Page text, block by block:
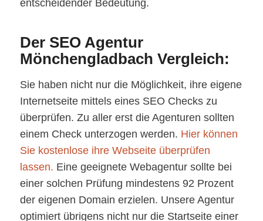
entscheidender Bedeutung.
Der SEO Agentur
Mönchengladbach Vergleich:
Sie haben nicht nur die Möglichkeit, ihre eigene
Internetseite mittels eines SEO Checks zu
überprüfen. Zu aller erst die Agenturen sollten
einem Check unterzogen werden. Hier können
Sie kostenlose ihre Webseite überprüfen
lassen. Eine geeignete Webagentur sollte bei
einer solchen Prüfung mindestens 92 Prozent
der eigenen Domain erzielen. Unsere Agentur
optimiert übrigens nicht nur die Startseite einer